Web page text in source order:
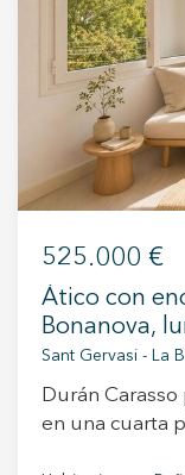
+34 935 178
ES CA EN
525.000 €
Ático con
Bonanova,
Sant Gervasi - La
Durán
en una cuarta